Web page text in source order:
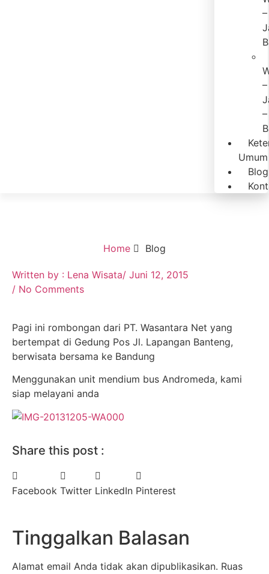
–
–
–
Umum
Blog
Home Blog
Written by : Lena Wisata/ Juni 12, 2015
/ No Comments
Pagi ini rombongan dari PT. Wasantara Net yang
bertempat di Gedung Pos Jl. Lapangan Banteng,
berwisata bersama ke Bandung
Menggunakan unit mendium bus Andromeda, kami
siap melayani anda
Share this post :
Facebook Twitter LinkedIn Pinterest
Tinggalkan Balasan
Alamat email Anda tidak akan dipublikasikan. Ruas